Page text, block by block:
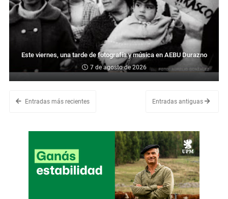
Este viernes, una tarde de fotografía y música en AEBU Durazno
7 de agosto de 2026
Entradas más recientes Entradas antiguas